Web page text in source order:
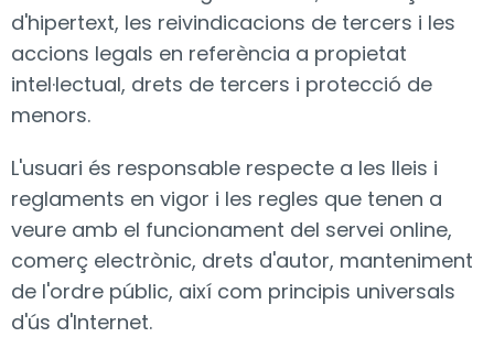
d'hipertext, les reivindicacions de tercers i les
accions legals en referència a propietat
intel·lectual, drets de tercers i protecció de
menors.
L'usuari és responsable respecte a les lleis i
reglaments en vigor i les regles que tenen a
veure amb el funcionament del servei online,
comerç electrònic, drets d'autor, manteniment
de l'ordre públic, així com principis universals
d'ús d'Internet.